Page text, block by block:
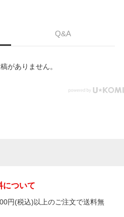
Q&A
がありません。
について
円(税込)以上のご注文で送料無